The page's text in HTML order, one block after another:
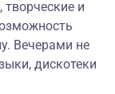
и
Вечерами не
дискотеки